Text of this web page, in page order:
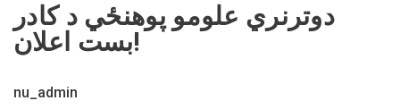
دوترنري علومو پوهنځي د کادر
بست اعلان!
nu_admin